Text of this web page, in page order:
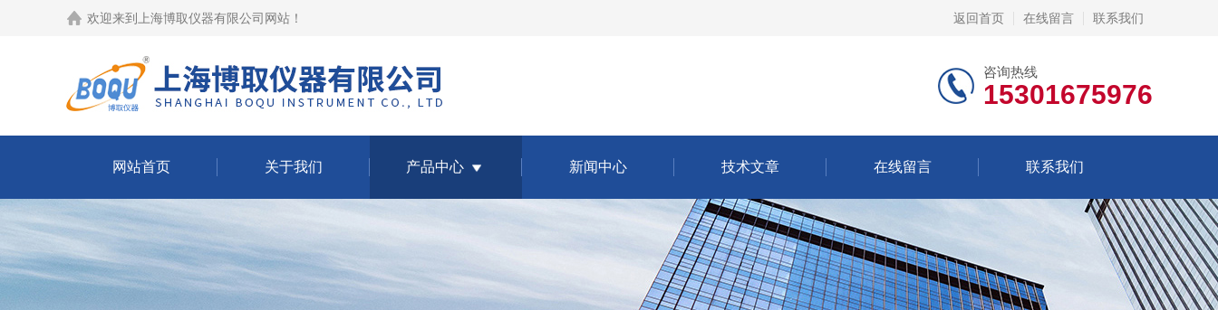
欢迎来到 上海博取仪器有限公司网站 ！ 返回首页 在线留言 联系我们
咨询热线
15301675976
网站首页 关于我们 产品中心 新闻中心 技术文章 在线留言 联系我们